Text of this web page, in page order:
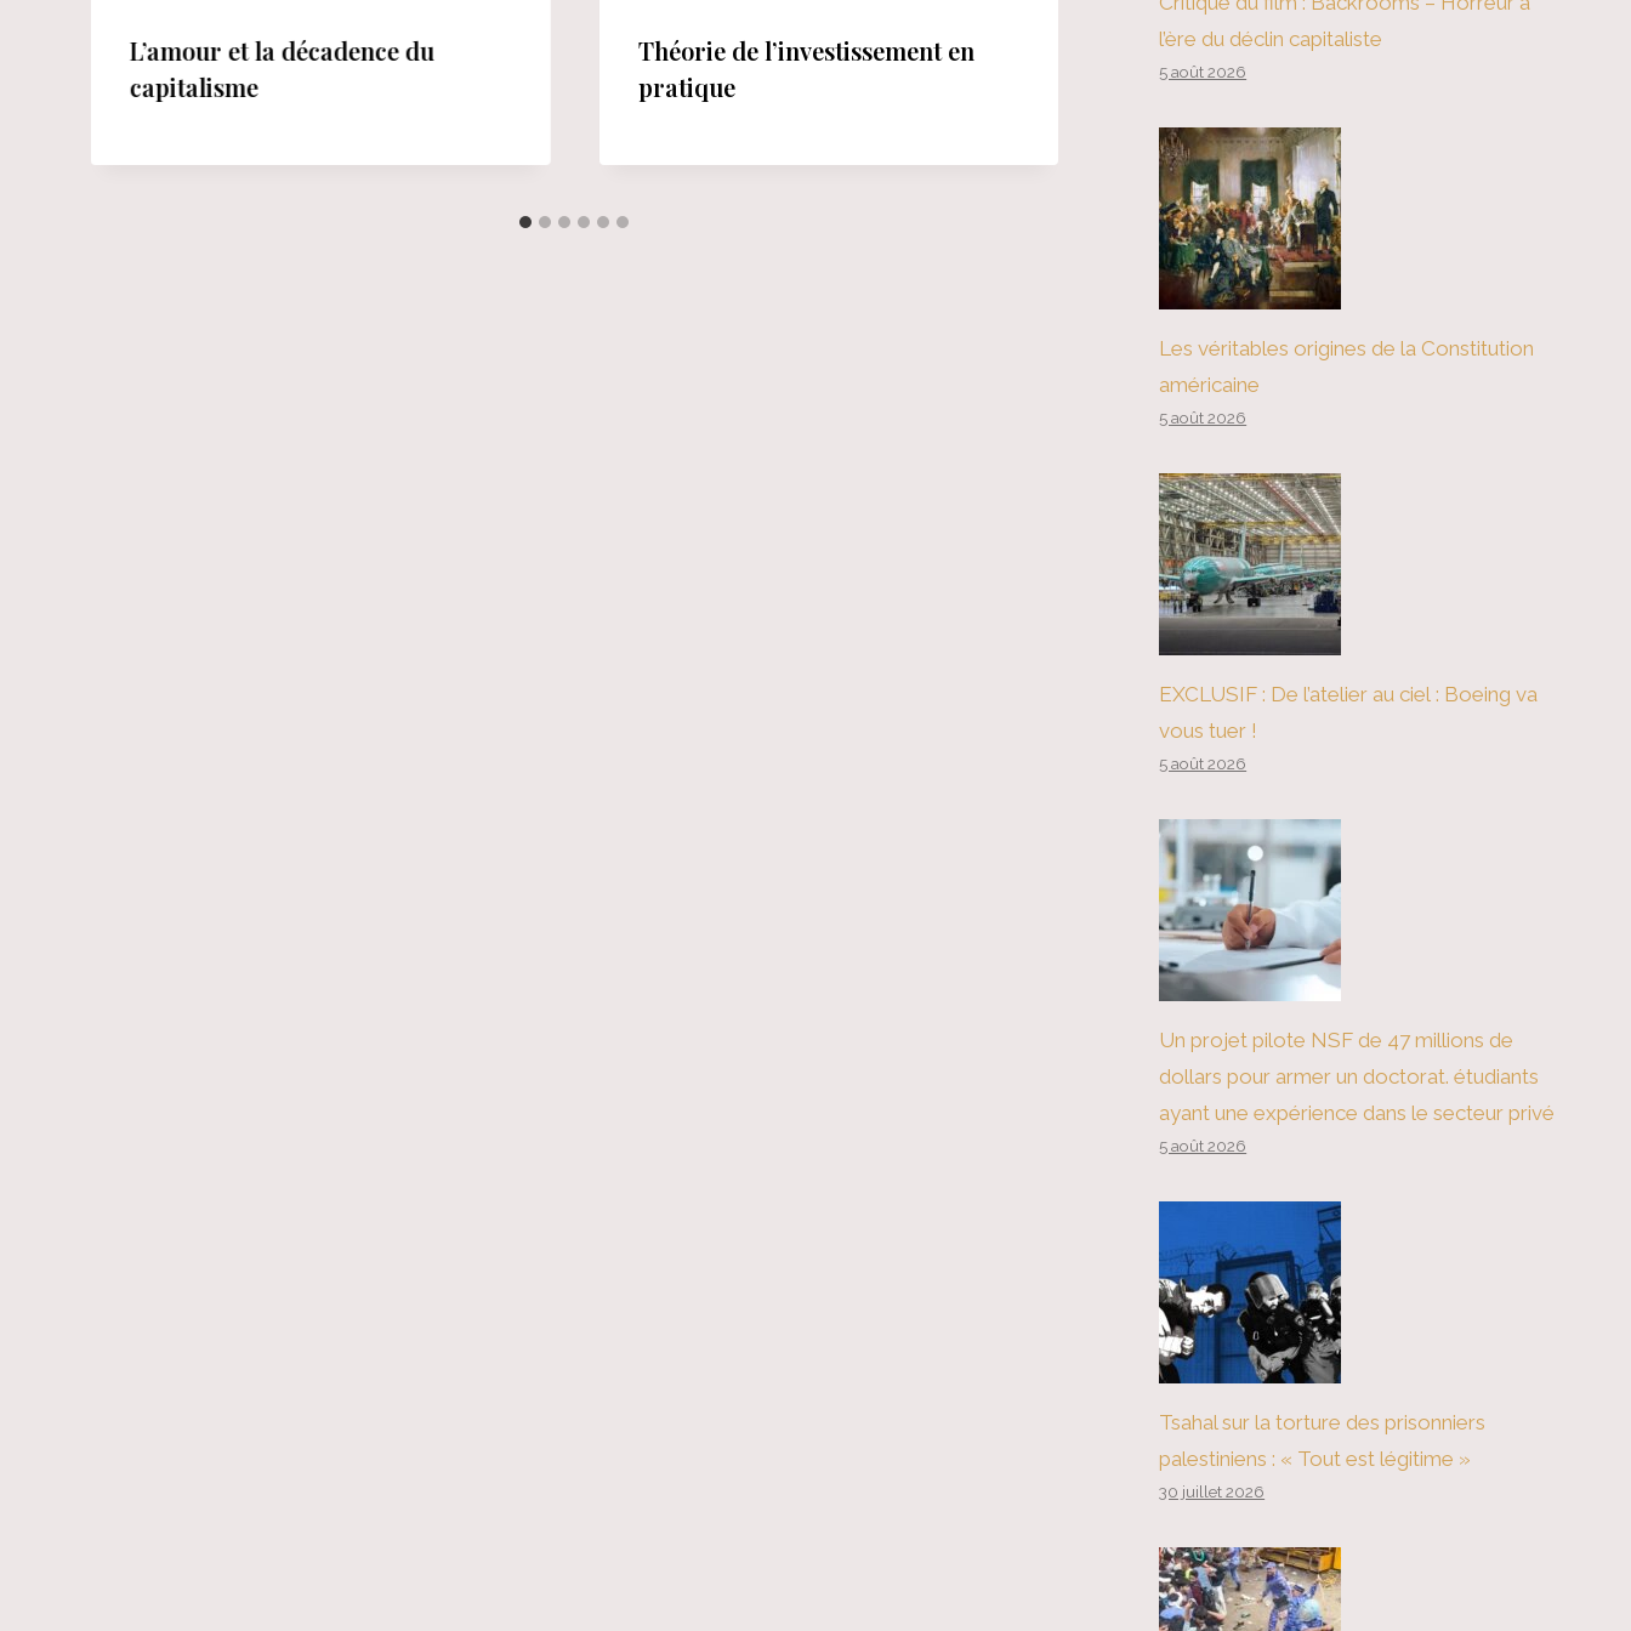
L’amour et la décadence du
capitalisme
Théorie de l’investissement en
pratique
Qui fait partie du monde libre ?
l’ère du déclin capitaliste
5 août 2026
Les véritables origines de la Constitution
américaine
5 août 2026
EXCLUSIF : De l’atelier au ciel : Boeing va
vous tuer !
5 août 2026
Un projet pilote NSF de 47 millions de
dollars pour armer un doctorat. étudiants
ayant une expérience dans le secteur privé
5 août 2026
Tsahal sur la torture des prisonniers
palestiniens : « Tout est légitime »
30 juillet 2026